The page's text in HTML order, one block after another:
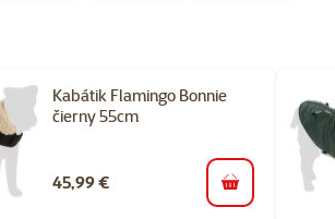
Kabátik Flamingo Bonnie
čierny 55cm
45,99 € do košíka